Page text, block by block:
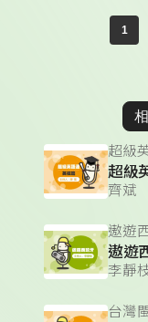
1
超級
齊斌
遨遊
遨遊
李靜
台灣